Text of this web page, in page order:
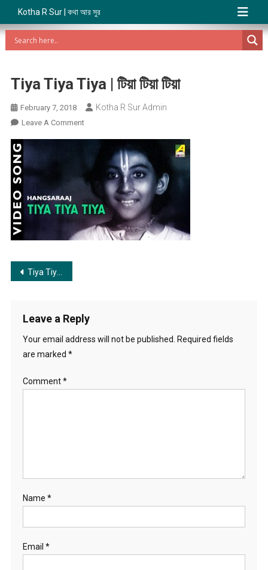
Kotha R Sur | কথা আর সুর
Tiya Tiya Tiya | টিয়া টিয়া টিয়া
February 7, 2018 Kotha R Sur Admin
Leave A CommentOn
|
টিয়া
টিয়া
টিয়া
Post
Tiya Tiya Tiya | টিয়া টিয়া টিয়া
Leave a Reply
Your email address will not be published.
Required fields
are marked *
Comment*
Name *
Email *